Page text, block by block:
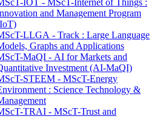
IOT - MScT-Internet of Things :
and Management Program
LLGA - Track : Large Language
Graphs and Applications
MaQI - AI for Markets and
Investment (AI-MaQI)
STEEM - MScT-Energy
: Science Technology &
TRAI - MScT-Trust and